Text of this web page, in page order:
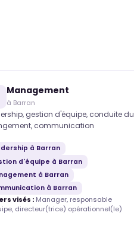
Management
à Barran
gestion d'équipe, conduite du
communication
à Barran
d'équipe à Barran
à Barran
à Barran
visés : Manager, responsable
directeur(trice) opérationnel(le)